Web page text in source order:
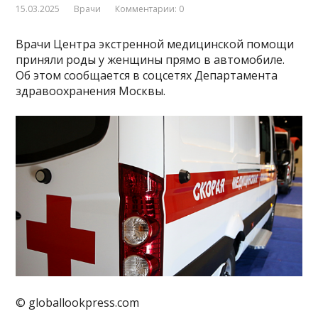
15.03.2025 Врачи Комментарии: 0
Врачи Центра экстренной медицинской помощи
приняли роды у женщины прямо в автомобиле.
Об этом сообщается в соцсетях Департамента
здравоохранения Москвы.
© globallookpress.com